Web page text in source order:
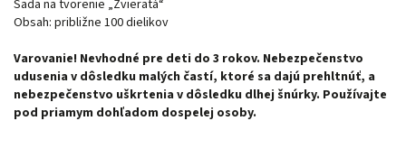
Sada na tvorenie „Zvieratá“
Obsah: približne 100 dielikov
Varovanie! Nevhodné pre deti do 3 rokov. Nebezpečenstvo
udusenia v dôsledku malých častí, ktoré sa dajú prehltnúť, a
nebezpečenstvo uškrtenia v dôsledku dlhej šnúrky. Používajte
pod priamym dohľadom dospelej osoby.